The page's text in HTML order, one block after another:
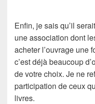
Enfin, je sais qu’il
une association dont
acheter l’ouvrage une
c’est déjà beaucoup
de votre choix. Je ne
participation de ceux
livres.